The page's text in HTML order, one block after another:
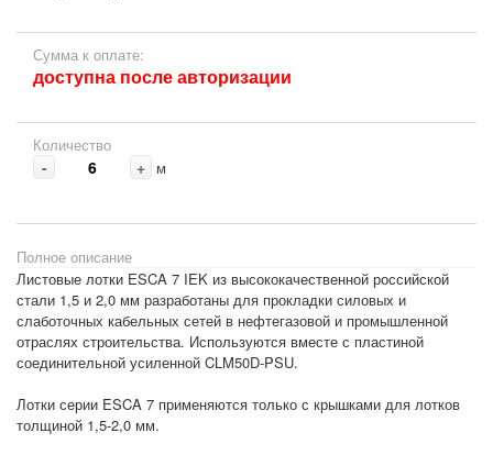
Сумма к оплате:
доступна после авторизации
Количество
- + м
Полное описание
Листовые лотки ESCA 7 IEK из высококачественной российской
стали 1,5 и 2,0 мм разработаны для прокладки силовых и
слаботочных кабельных сетей в нефтегазовой и промышленной
отраслях строительства. Используются вместе с пластиной
соединительной усиленной CLM50D-PSU.
Лотки серии ESCA 7 применяются только с крышками для лотков
толщиной 1,5-2,0 мм.